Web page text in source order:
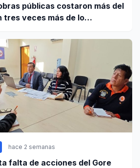
públicas costaron más del
tres veces más de lo
hace 2 semanas
falta de acciones del Gore